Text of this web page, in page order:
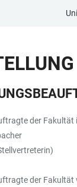
der Fakultät
der Fakultät